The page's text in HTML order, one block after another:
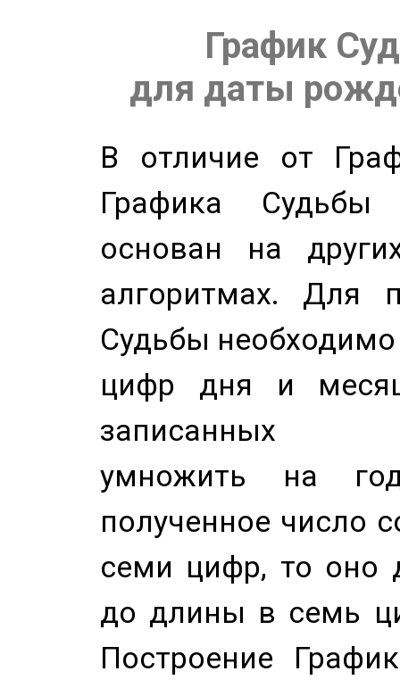
График
для даты
В отличие от
Графика
основан на
алгоритмах. Для
Судьбы
цифр дня и
записанных
умножить на
полученное число
семи цифр, то оно
до длины в семь
Построение